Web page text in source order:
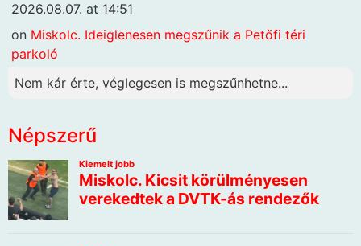
2026.08.07. at 14:51
on Miskolc. Ideiglenesen megszűnik a Petőfi téri
parkoló
Nem kár érte, véglegesen is megszűnhetne...
Népszerű